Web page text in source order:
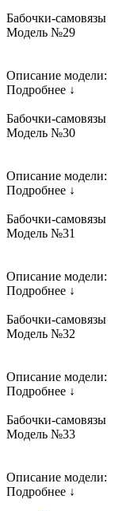
Бабочки-самовязы
Модель №29
Описание модели:
Подробнее ↓
Бабочки-самовязы
Модель №30
Описание модели:
Подробнее ↓
Бабочки-самовязы
Модель №31
Описание модели:
Подробнее ↓
Бабочки-самовязы
Модель №32
Описание модели:
Подробнее ↓
Бабочки-самовязы
Модель №33
Описание модели:
Подробнее ↓